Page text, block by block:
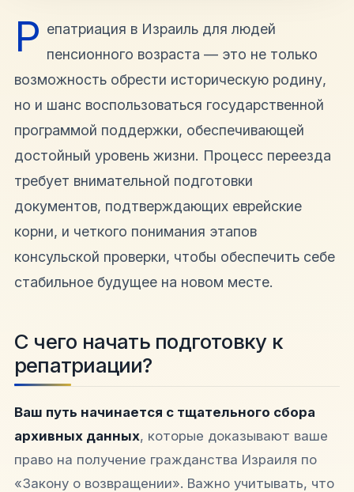
Р епатриация в Израиль для людей
пенсионного возраста — это не только
возможность обрести историческую родину,
но и шанс воспользоваться государственной
программой поддержки, обеспечивающей
достойный уровень жизни. Процесс переезда
требует внимательной подготовки
документов, подтверждающих еврейские
корни, и четкого понимания этапов
консульской проверки, чтобы обеспечить себе
стабильное будущее на новом месте.
С чего начать подготовку к
репатриации?
Ваш путь начинается с тщательного сбора
архивных данных, которые доказывают ваше
право на получение гражданства Израиля по
«Закону о возвращении». Важно учитывать, что